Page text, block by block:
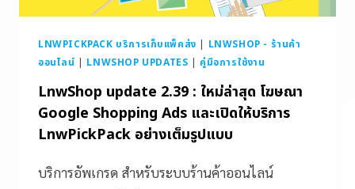
LNWPICKPACK บริการเก็บแพ็คส่ง | LNWSHOP - ร้านค้า
ออนไลน์ | LNWSHOP UPDATES | คู่มือการใช้งาน
LnwShop update 2.39 : ใหม่ล่าสุด โฆษณา
Google Shopping Ads และเปิดให้บริการ
LnwPickPack อย่างเต็มรูปแบบ
บริการอัพเกรด สำหรับระบบร้านค้าออนไลน์